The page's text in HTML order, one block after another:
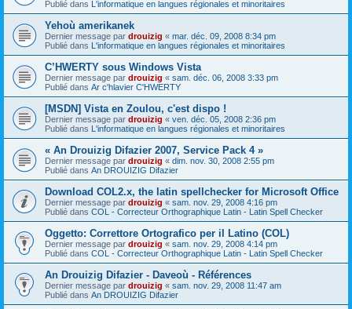
Publié dans L'informatique en langues régionales et minoritaires
Yehoù amerikanek
Dernier message par drouizig « mar. déc. 09, 2008 8:34 pm
Publié dans L'informatique en langues régionales et minoritaires
C’HWERTY sous Windows Vista
Dernier message par drouizig « sam. déc. 06, 2008 3:33 pm
Publié dans Ar c'hlavier C'HWERTY
[MSDN] Vista en Zoulou, c'est dispo !
Dernier message par drouizig « ven. déc. 05, 2008 2:36 pm
Publié dans L'informatique en langues régionales et minoritaires
« An Drouizig Difazier 2007, Service Pack 4 »
Dernier message par drouizig « dim. nov. 30, 2008 2:55 pm
Publié dans An DROUIZIG Difazier
Download COL2.x, the latin spellchecker for Microsoft Office
Dernier message par drouizig « sam. nov. 29, 2008 4:16 pm
Publié dans COL - Correcteur Orthographique Latin - Latin Spell Checker
Oggetto: Correttore Ortografico per il Latino (COL)
Dernier message par drouizig « sam. nov. 29, 2008 4:14 pm
Publié dans COL - Correcteur Orthographique Latin - Latin Spell Checker
An Drouizig Difazier - Daveoù - Références
Dernier message par drouizig « sam. nov. 29, 2008 11:47 am
Publié dans An DROUIZIG Difazier